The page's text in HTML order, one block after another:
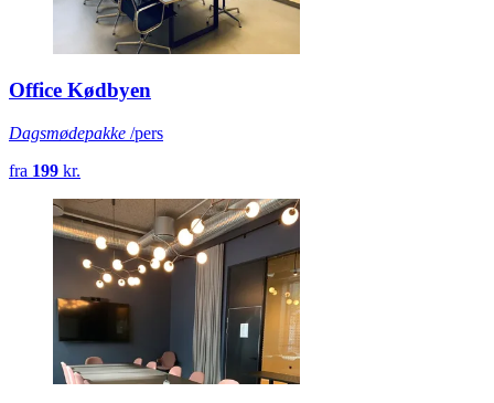
Office Kødbyen
Dagsmødepakke /pers
fra 199 kr.